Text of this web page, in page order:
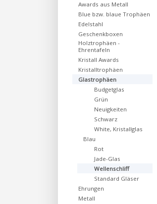
Awards aus Metall
Blue bzw. blaue Trophäen
Edelstahl
Geschenkboxen
Holztrophäen -
Ehrentafeln
Kristall Awards
Kristalltrophäen
Glastrophäen
Budgetglas
Grün
Neuigkeiten
Schwarz
White, Kristallglas
Blau
Rot
Jade-Glas
Wellenschliff
Standard Gläser
Ehrungen
Metall